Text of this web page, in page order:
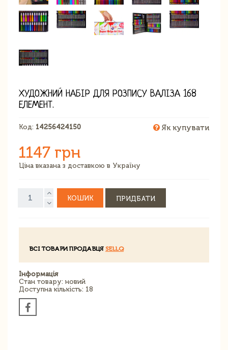
ХУДОЖНИЙ НАБІР ДЛЯ РОЗПИСУ ВАЛІЗА 168
ЕЛЕМЕНТ.
Код: 14256424150 Як купувати
1147 грн
Ціна вказана з доставкою в Україну
КОШИК ПРИДБАТИ
ВСІ ТОВАРИ ПРОДАВЦЯ SELLQ
Інформація
Стан товару: новий
Доступна кількість: 18